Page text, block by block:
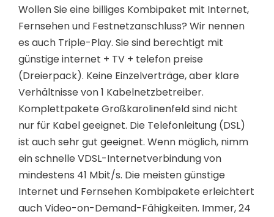
Wollen Sie eine billiges Kombipaket mit Internet,
Fernsehen und Festnetzanschluss? Wir nennen
es auch Triple-Play. Sie sind berechtigt mit
günstige internet + TV + telefon preise
(Dreierpack). Keine Einzelverträge, aber klare
Verhältnisse von 1 Kabelnetzbetreiber.
Komplettpakete Großkarolinenfeld sind nicht
nur für Kabel geeignet. Die Telefonleitung (DSL)
ist auch sehr gut geeignet. Wenn möglich, nimm
ein schnelle VDSL-Internetverbindung von
mindestens 41 Mbit/s. Die meisten günstige
Internet und Fernsehen Kombipakete erleichtert
auch Video-on-Demand-Fähigkeiten. Immer, 24